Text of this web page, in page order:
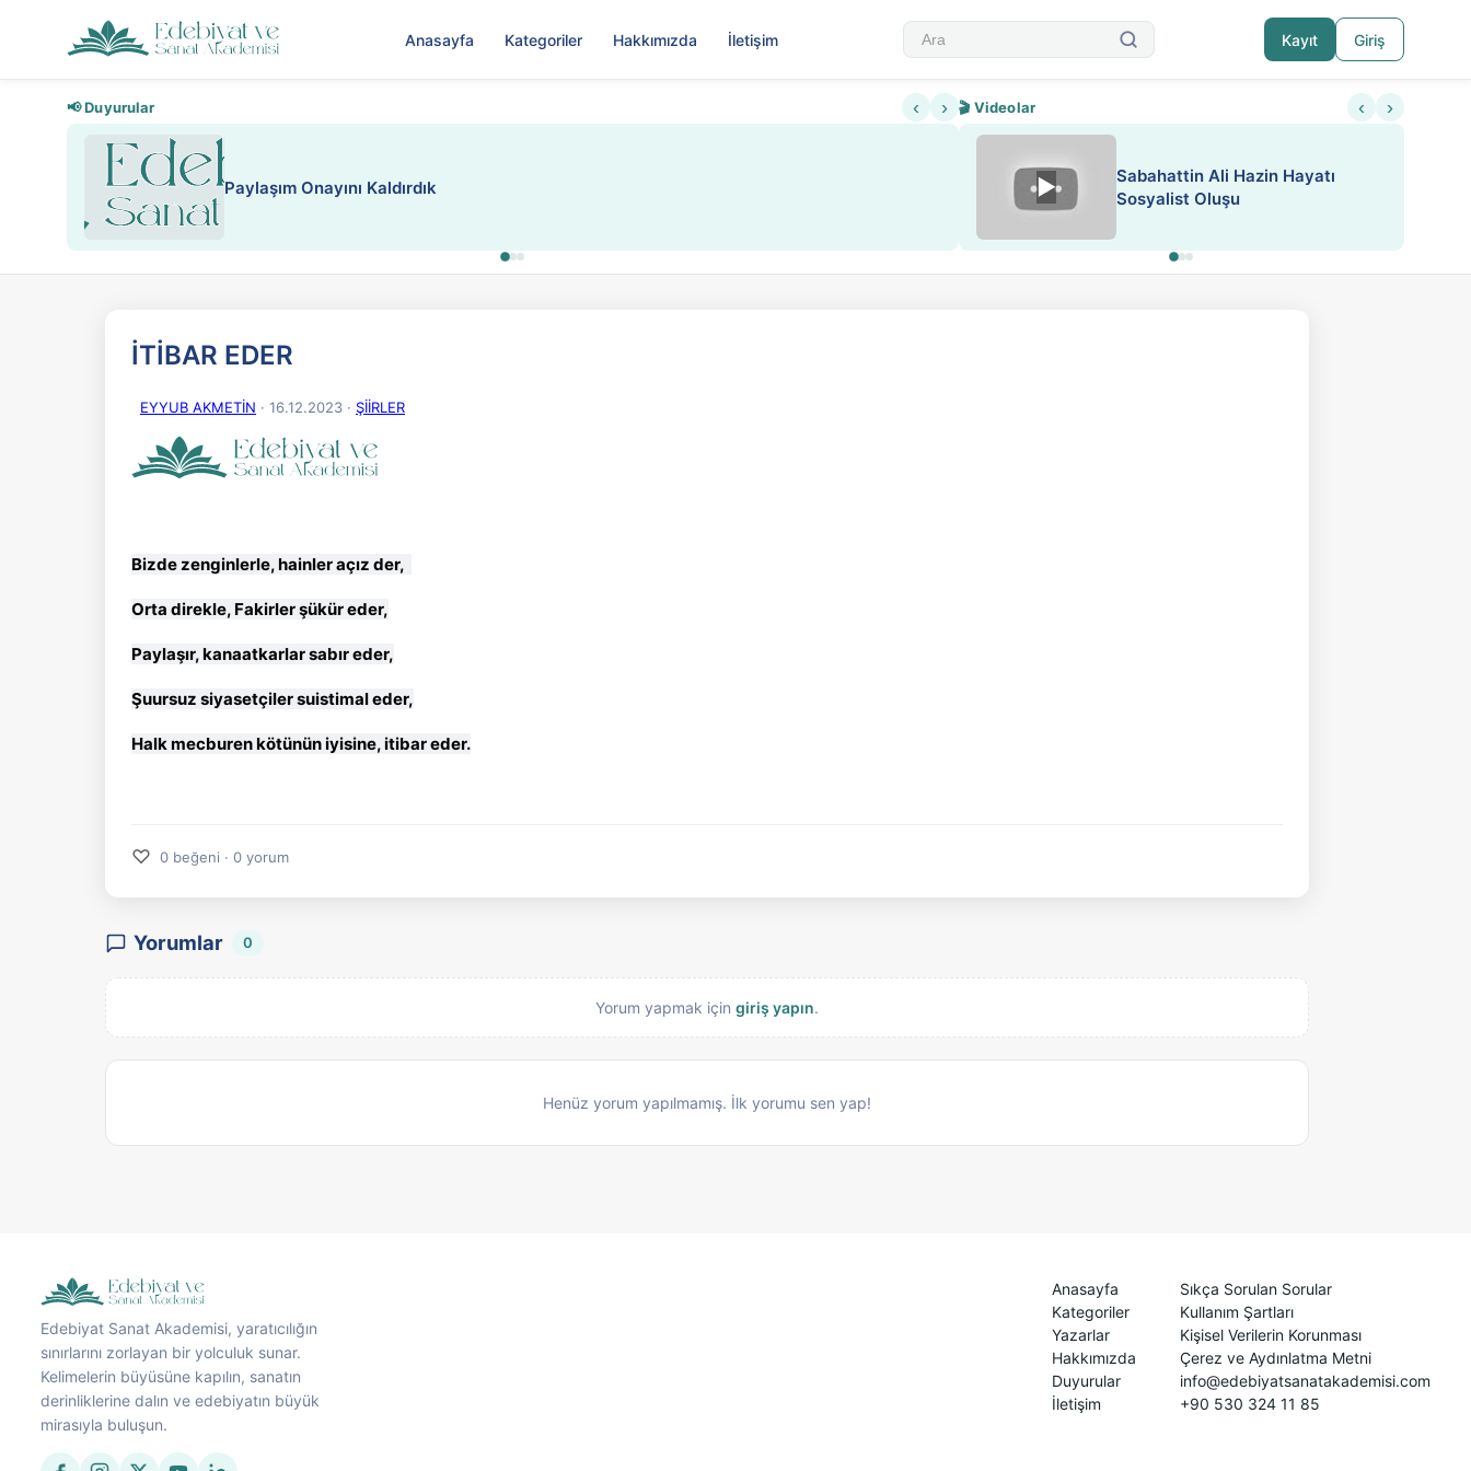
Anasayfa Kategoriler Hakkımızda İletişim Kayıt Giriş
📢 Duyurular ‹ ›
Paylaşım Onayını Kaldırdık Nadir içeriklere kısıtlama ve kredi sistemi
🎬 Videolar ‹ ›
▶
Sabahattin Ali Hazin Hayatı
Sosyalist Oluşu
İTİBAR EDER
EYYUB AKMETİN · 16.12.2023 · ŞİİRLER
Bizde zenginlerle, hainler açız der,
Orta direkle, Fakirler şükür eder,
Paylaşır, kanaatkarlar sabır eder,
Şuursuz siyasetçiler suistimal eder,
Halk mecburen kötünün iyisine, itibar eder.
♡ 0 beğeni · 0 yorum
Yorumlar 0
Yorum yapmak için giriş yapın.
Henüz yorum yapılmamış. İlk yorumu sen yap!
Edebiyat Sanat Akademisi, yaratıcılığın
sınırlarını zorlayan bir yolculuk sunar.
Kelimelerin büyüsüne kapılın, sanatın
derinliklerine dalın ve edebiyatın büyük
mirasıyla buluşun.
Anasayfa
Kategoriler
Yazarlar
Hakkımızda
Duyurular
İletişim
Sıkça Sorulan Sorular
Kullanım Şartları
Kişisel Verilerin Korunması
Çerez ve Aydınlatma Metni
info@edebiyatsanatakademisi.com
+90 530 324 11 85